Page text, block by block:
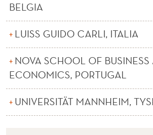
BELGIA
LUISS GUIDO CARLI, ITALIA
NOVA SCHOOL OF BUSINESS
ECONOMICS, PORTUGAL
UNIVERSITÄT MANNHEIM,